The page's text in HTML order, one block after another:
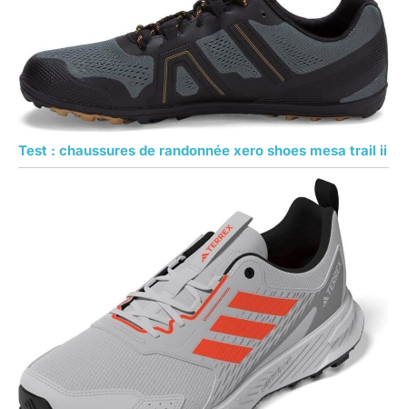
Test : chaussures de randonnée xero shoes mesa trail ii